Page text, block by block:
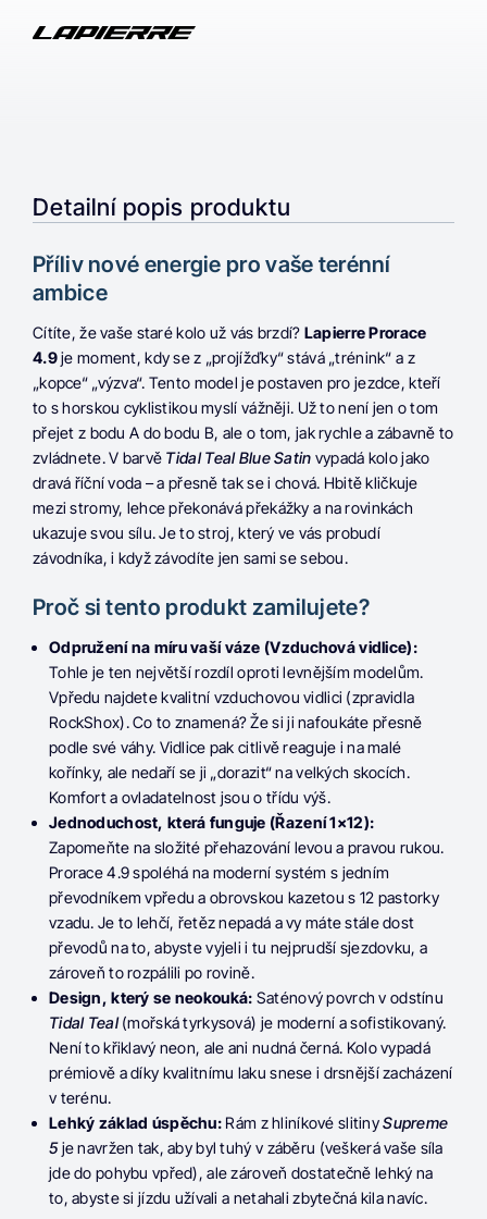
Detailní popis produktu
Příliv nové energie pro vaše terénní
ambice
Cítíte, že vaše staré kolo už vás brzdí? Lapierre Prorace
4.9je moment, kdy se z „projížďky“ stává „trénink“ a z
„kopce“ „výzva“. Tento model je postaven pro jezdce, kteří
to s horskou cyklistikou myslí vážněji. Už to není jen o tom
přejet z bodu A do bodu B, ale o tom, jak rychle a zábavně to
zvládnete. V barvě Tidal Teal Blue Satin vypadá kolo jako
dravá říční voda – a přesně tak se i chová. Hbitě kličkuje
mezi stromy, lehce překonává překážky a na rovinkách
ukazuje svou sílu. Je to stroj, který ve vás probudí
závodníka, i když závodíte jen sami se sebou.
Proč si tento produkt zamilujete?
Odpružení na míru vaší váze (Vzduchová vidlice):
Tohle je ten největší rozdíl oproti levnějším modelům.
Vpředu najdete kvalitní vzduchovou vidlici (zpravidla
RockShox). Co to znamená? Že si ji nafoukáte přesně
podle své váhy. Vidlice pak citlivě reaguje i na malé
kořínky, ale nedaří se ji „dorazit“ na velkých skocích.
Komfort a ovladatelnost jsou o třídu výš.
Jednoduchost, která funguje (Řazení 1×12):
Zapomeňte na složité přehazování levou a pravou rukou.
Prorace 4.9 spoléhá na moderní systém s jedním
převodníkem vpředu a obrovskou kazetou s 12 pastorky
vzadu. Je to lehčí, řetěz nepadá a vy máte stále dost
převodů na to, abyste vyjeli i tu nejprudší sjezdovku, a
zároveň to rozpálili po rovině.
Design, který se neokouká: Saténový povrch v odstínu
Tidal Teal(mořská tyrkysová) je moderní a sofistikovaný.
Není to křiklavý neon, ale ani nudná černá. Kolo vypadá
prémiově a díky kvalitnímu laku snese i drsnější zacházení
v terénu.
Lehký základ úspěchu: Rám z hliníkové slitinySupreme
5je navržen tak, aby byl tuhý v záběru (veškerá vaše síla
jde do pohybu vpřed), ale zároveň dostatečně lehký na
to, abyste si jízdu užívali a netahali zbytečná kila navíc.